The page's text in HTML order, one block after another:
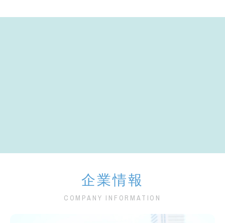
企業情報
COMPANY INFORMATION